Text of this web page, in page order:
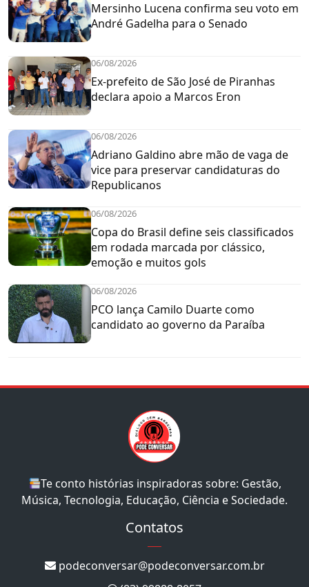
Mersinho Lucena confirma seu voto em
André Gadelha para o Senado
06/08/2026
Ex-prefeito de São José de Piranhas
declara apoio a Marcos Eron
06/08/2026
Adriano Galdino abre mão de vaga de
vice para preservar candidaturas do
Republicanos
06/08/2026
Copa do Brasil define seis classificados
em rodada marcada por clássico,
emoção e muitos gols
06/08/2026
PCO lança Camilo Duarte como
candidato ao governo da Paraíba
Te conto histórias inspiradoras sobre: Gestão,
Música, Tecnologia, Educação, Ciência e Sociedade.
Contatos
podeconversar@podeconversar.com.br